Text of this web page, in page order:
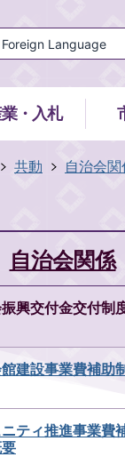
・入札
共動
自治会関
自治会関係
興交付金交付制
建設事業費補助
ティ推進事業費